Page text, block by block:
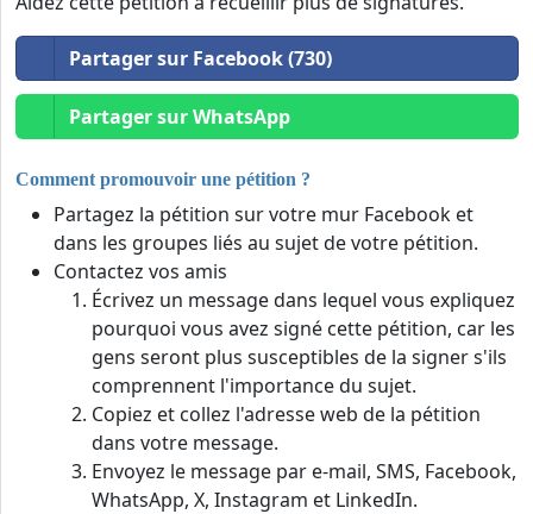
Partager sur Facebook (730)
Partager sur WhatsApp
Comment promouvoir une pétition ?
Partagez la pétition sur votre mur Facebook et
dans les groupes liés au sujet de votre pétition.
Contactez vos amis
Écrivez un message dans lequel vous expliquez
pourquoi vous avez signé cette pétition, car les
gens seront plus susceptibles de la signer s'ils
comprennent l'importance du sujet.
Copiez et collez l'adresse web de la pétition
dans votre message.
Envoyez le message par e-mail, SMS, Facebook,
WhatsApp, X, Instagram et LinkedIn.